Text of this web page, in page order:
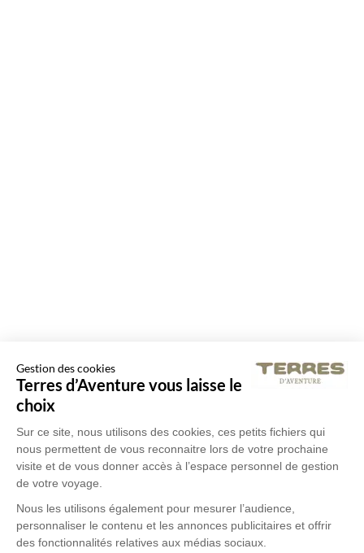
Gestion des cookies
Terres d’Aventure vous laisse le
choix
Sur ce site, nous utilisons des cookies, ces petits fichiers qui
nous permettent de vous reconnaitre lors de votre prochaine
visite et de vous donner accès à l’espace personnel de gestion
de votre voyage.
Nous les utilisons également pour mesurer l’audience,
personnaliser le contenu et les annonces publicitaires et offrir
des fonctionnalités relatives aux médias sociaux.